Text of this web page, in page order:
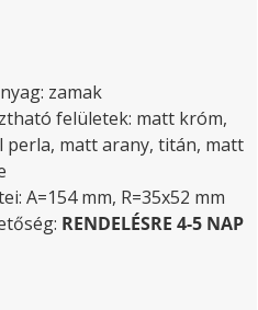
zamak
felületek: matt króm,
perla, matt arany, titán, matt
A=154 mm, R=35x52 mm
RENDELÉSRE 4-5 NAP